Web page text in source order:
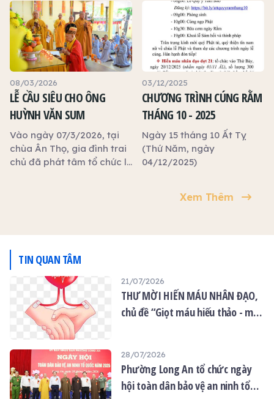
Kỳ an được trang nghiêm
cử hành trong khuôn khổ lễ
cúng hằng năm.
chùa Ân Thọ, BTS GHPGVN
Tp Tân An tổ chức lễ bổ
nhiệm trụ trì chùa Ân Thọ,
phường 5.
08/03/2026
LỄ CẦU SIÊU CHO ÔNG
HUỲNH VĂN SUM
Vào ngày 07/3/2026, tại
chùa Ân Thọ, gia đình trai
chủ đã phát tâm tổ chức lễ
03/12/2025
CHƯƠNG TRÌNH CÚNG RẰM
THÁNG 10 - 2025
Ngày 15 tháng 10 Ất Tỵ
(Thứ Năm, ngày
04/12/2025)
Xem Thêm
TIN QUAN TÂM
21/07/2026
THƯ MỜI HIẾN MÁU NHÂN ĐẠO,
chủ đề “Giọt máu hiếu thảo - mùa
28/07/2026
Phường Long An tổ chức ngày
hội toàn dân bảo vệ an ninh tổ